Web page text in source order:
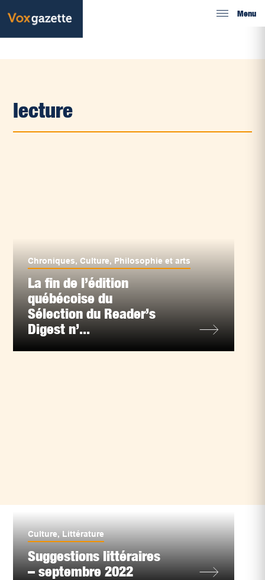
Menu
lecture
Chroniques,Culture, Philosophie et arts
La fin de l’édition
québécoise du
Sélection du Reader’s
Digest n’...
Culture, Littérature
Suggestions littéraires
– septembre 2022